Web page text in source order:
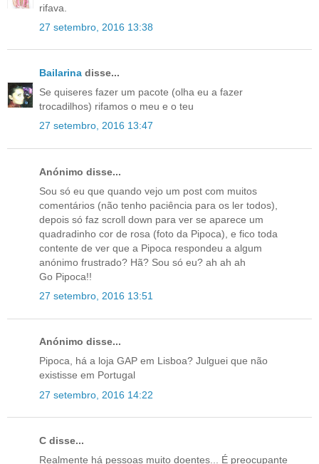
rifava.
27 setembro, 2016 13:38
Bailarina disse...
Se quiseres fazer um pacote (olha eu a fazer
trocadilhos) rifamos o meu e o teu
27 setembro, 2016 13:47
Anónimo disse...
Sou só eu que quando vejo um post com muitos
comentários (não tenho paciência para os ler todos),
depois só faz scroll down para ver se aparece um
quadradinho cor de rosa (foto da Pipoca), e fico toda
contente de ver que a Pipoca respondeu a algum
anónimo frustrado? Hã? Sou só eu? ah ah ah
Go Pipoca!!
27 setembro, 2016 13:51
Anónimo disse...
Pipoca, há a loja GAP em Lisboa? Julguei que não
existisse em Portugal
27 setembro, 2016 14:22
C disse...
Realmente há pessoas muito doentes... É preocupante